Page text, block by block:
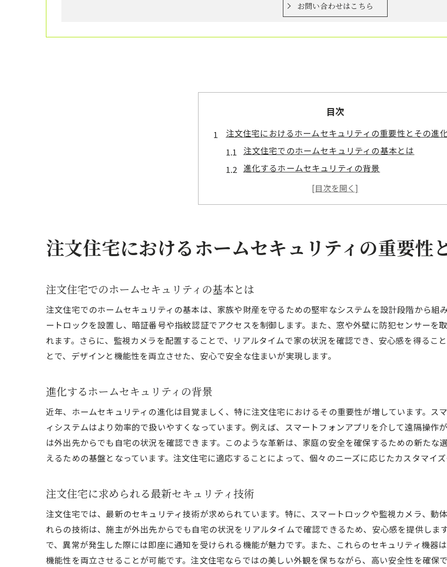
お問い合わせはこちら
目次
注文住宅におけるホームセキュリティの重要性とその進
注文住宅でのホームセキュリティの基本とは
進化するホームセキュリティの背景
注文住宅に求められる最新セキュリティ技術
ホームセキュリティの進化がもたらす安心感
家族を守るためのホームセキュリティの役割
最新技術で叶える注文住宅の安心セキュリティ
注文住宅でのAIを活用したセキュリティシステム
スマートフォンと連携するホームセキュリティの利
注文住宅における防犯カメラの進化と選び方
最新セキュリティ技術が提供する安心感
注文住宅でのセキュリティシステム導入事例
注文住宅におけるスマートホームの利点
スマートデバイスがもたらす安心生活
注文住宅でのスマートホームとセキュリティの融合
注文住宅におけるスマートホーム導入のポイント
防犯センサーとスマートロックで守る家族の安心
注文住宅における防犯センサーの重要性
スマートロックで家族を守る理由
防犯センサーの種類とその選び方
注文住宅におけるホームセキュリティの重要性
注文住宅でのホームセキュリティの基本とは
注文住宅でのホームセキュリティの基本は、家族や財産を守るための堅牢なシステムを設計段階から組
ートロックを設置し、暗証番号や指紋認証でアクセスを制御します。また、窓や外壁に防犯センサーを
れます。さらに、監視カメラを配置することで、リアルタイムで家の状況を確認でき、安心感を得るこ
とで、デザインと機能性を両立させた、安心で安全な住まいが実現します。
進化するホームセキュリティの背景
近年、ホームセキュリティの進化は目覚ましく、特に注文住宅におけるその重要性が増しています。ス
ィシステムはより効率的で扱いやすくなっています。例えば、スマートフォンアプリを介して遠隔操作
は外出先からでも自宅の状況を確認できます。このような革新は、家庭の安全を確保するための新たな
えるための基盤となっています。注文住宅に適応することによって、個々のニーズに応じたカスタマイ
注文住宅に求められる最新セキュリティ技術
注文住宅では、最新のセキュリティ技術が求められています。特に、スマートロックや監視カメラ、動
れらの技術は、施主が外出先からでも自宅の状況をリアルタイムで確認できるため、安心感を提供しま
で、異常が発生した際には即座に通知を受けられる機能が魅力です。また、これらのセキュリティ機器
機能性を両立させることが可能です。注文住宅ならではの美しい外観を保ちながら、高い安全性を確保